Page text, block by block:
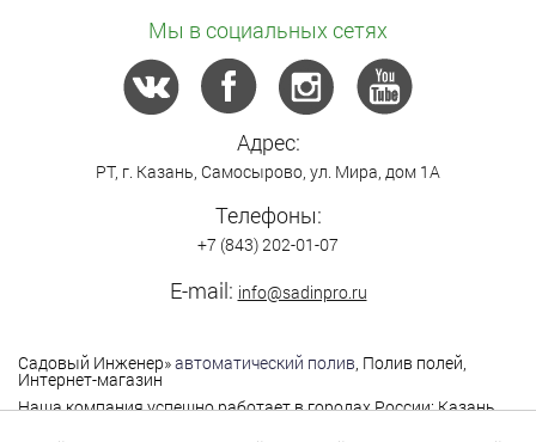
Мы в социальных сетях
Адрес:
РТ, г. Казань Самосырово ул. Мира, дом 1А
Телефоны:
+7 (843) 202-01-07
E-mail: info@sadinpro.ru
Садовый Инженер»автоматический полив , Полив полей,
Интернет-магазин
Наша компания успешно работает в городах России: Казань,